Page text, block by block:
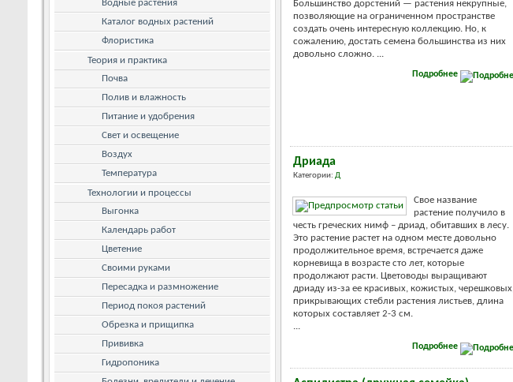
Большинство дорстений — растения некрупные,
позволяющие на ограниченном пространстве
создать очень интересную коллекцию. Но, к
сожалению, достать семена большинства из них
довольно сложно.
Подробнее
Дриада
Категории: Д
Свое название
растение получило в
честь греческих нимф – дриад, обитавших в лесу.
Это растение растет на одном месте довольно
продолжительное время, встречается даже
корневища в возрасте сто лет, которые
продолжают расти. Цветоводы выращивают
дриаду из-за ее красивых, кожистых, черешковых,
прикрывающих стебли растения листьев, длина
которых составляет 2-3 см.
Подробнее
Водные растения
Каталог водных растений
Флористика
Теория и практика
Почва
Полив и влажность
Питание и удобрения
Свет и освещение
Воздух
Температура
Технологии и процессы
Выгонка
Календарь работ
Цветение
Своими руками
Пересадка и размножение
Период покоя растений
Обрезка и прищипка
Прививка
Гидропоника